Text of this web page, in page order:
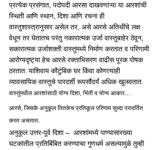
प्रत्येक प्रसंगात, पदोपदी आरसा दाखवणाऱ्या या आरशांची
स्थिती आणि स्थान, दिशा आणि रचना ही
वास्तुशास्त्रानुसार असेल तर, असे आरसे अतिथींचे लक्ष
वेधून तर घेतातच परंतु नकारात्मक उर्जा वास्तुबाहेर ठेवून,
सकारात्मक उर्जाशक्ती वास्तुमध्ये निर्माण करतात व परिणामी
आरोग्यदृष्ट्या हेच आरसे रक्ताभिसरण वाढीस पूरक पोषक
ठरतात. याशिवाय कौटुंबिक घर किंवा कोणत्याही
व्यावसायिक वास्तुचे पारदर्शी रूपसौंदर्यं अधिक खुलवतात.
वास्तुंमधील आरशांसाठी योग्य दिशा, भिंती व योग्य आकार…
आरसे, जिसके अनुकूल तितकेच प्रतिकूल परिणाम सुध्दा परावर्तित
करत असतात.
अनुकूल उत्तर-पूर्व दिशा –  आरशांमध्ये पाण्यासारख्या
घटकांतील प्रतिबिंबित करण्याचा गुणधर्म असल्यामुळे तुम्ही